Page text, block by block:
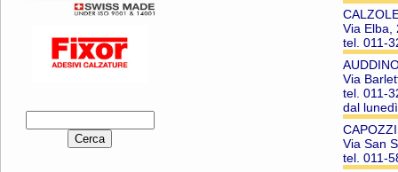
Via Elba,
tel. 011-
Via
tel. 011-
dal
Via San
tel. 011-